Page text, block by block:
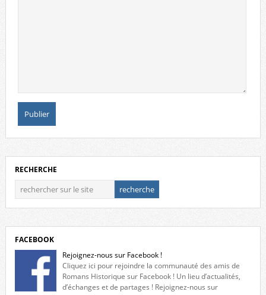
RECHERCHE
FACEBOOK
Rejoignez-nous sur Facebook !
Cliquez ici pour rejoindre la communauté des amis de
Romans Historique sur Facebook ! Un lieu d’actualités,
d’échanges et de partages ! Rejoignez-nous sur